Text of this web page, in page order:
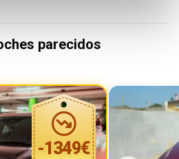
parecidos
-1349€